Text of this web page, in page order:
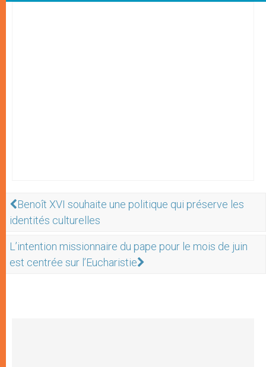
Benoît XVI souhaite une politique qui préserve les
identités culturelles
L’intention missionnaire du pape pour le mois de juin
est centrée sur l’Eucharistie